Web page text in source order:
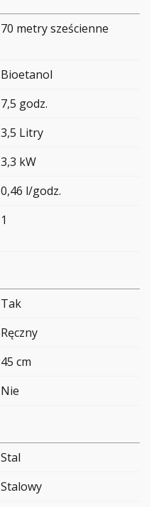
70 metry sześcienne
Bioetanol
7,5 godz.
3,5 Litry
3,3 kW
0,46 l/godz.
1
Tak
Ręczny
45 cm
Nie
Stal
Stalowy